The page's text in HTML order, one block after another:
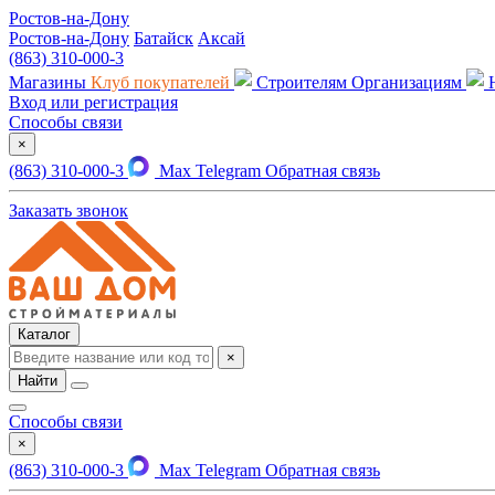
Ростов-на-Дону
Ростов-на-Дону Батайск Аксай
(863) 310-000-3
Магазины Клуб покупателей Строителям Организациям
Вход или регистрация
Способы связи
×
(863) 310-000-3 Max Telegram Обратная связь
Заказать звонок
Каталог
×
Найти
Способы связи
×
(863) 310-000-3 Max Telegram Обратная связь